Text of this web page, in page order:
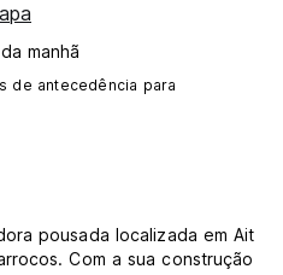
manhã
de antecedência para
pousada localizada em Ait
Com a sua construção